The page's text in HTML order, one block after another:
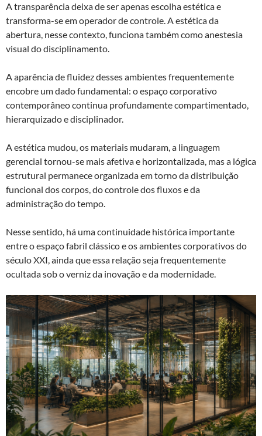
A transparência deixa de ser apenas escolha estética e
transforma-se em operador de controle. A estética da
abertura, nesse contexto, funciona também como anestesia
visual do disciplinamento.
A aparência de fluidez desses ambientes frequentemente
encobre um dado fundamental: o espaço corporativo
contemporâneo continua profundamente compartimentado,
hierarquizado e disciplinador.
A estética mudou, os materiais mudaram, a linguagem
gerencial tornou-se mais afetiva e horizontalizada, mas a lógica
estrutural permanece organizada em torno da distribuição
funcional dos corpos, do controle dos fluxos e da
administração do tempo.
Nesse sentido, há uma continuidade histórica importante
entre o espaço fabril clássico e os ambientes corporativos do
século XXI, ainda que essa relação seja frequentemente
ocultada sob o verniz da inovação e da modernidade.